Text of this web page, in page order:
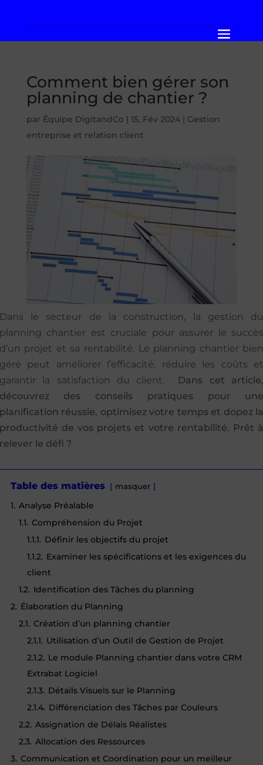
Comment bien gérer son
planning de chantier ?
par Équipe DigitandCo | 15, Fév 2024| Gestion
entreprise et relation client
le secteur de la construction, la gestion
chantier est cruciale pour assurer le
projet et sa rentabilité. Le planning chantier
peut améliorer l’efficacité, réduire les coûts
la satisfaction du client. Dans cet
des conseils pratiques pour
réussie, optimisez votre temps et dopez
de vos projets et votre rentabilité. Prêt
le défi ?
Table des matières masquer
1. Analyse Préalable
1.1. Compréhension du Projet
1.1.1. Définir les objectifs du projet
1.1.2. Examiner les spécifications et les exigences du
client
1.2. Identification des Tâches du planning
2. Élaboration du Planning
2.1. Création d’un planning chantier
2.1.1. Utilisation d’un Outil de Gestion de Projet
2.1.2. Le module Planning chantier dans votre CRM
Extrabat Logiciel
2.1.3. Détails Visuels sur le Planning
2.1.4. Différenciation des Tâches par Couleurs
2.2. Assignation de Délais Réalistes
2.3. Allocation des Ressources
3. Communication et Coordination pour un meilleur